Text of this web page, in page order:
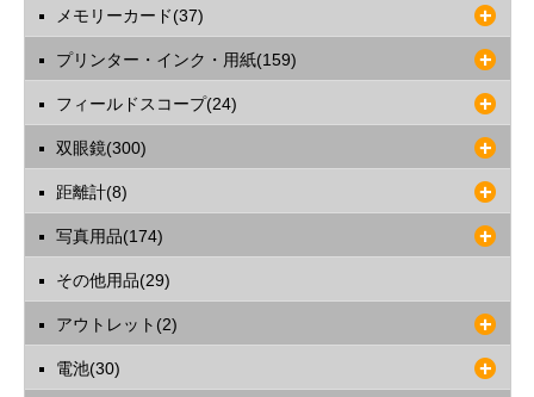
メモリーカード(37)
プリンター・インク・用紙(159)
フィールドスコープ(24)
双眼鏡(300)
距離計(8)
写真用品(174)
その他用品(29)
アウトレット(2)
電池(30)